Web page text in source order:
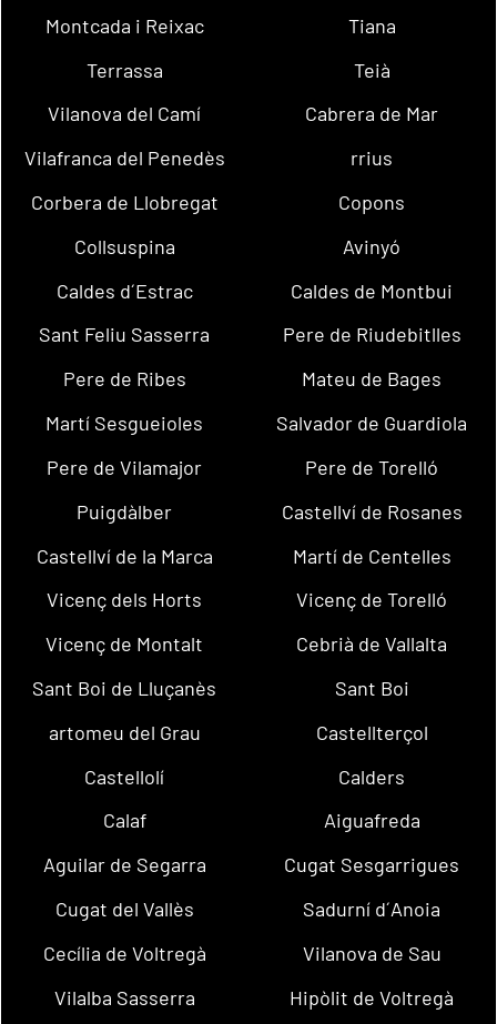
Montcada i Reixac
Tiana
Terrassa
Teià
Vilanova del Camí
Cabrera de Mar
Vilafranca del Penedès
rrius
Corbera de Llobregat
Copons
Collsuspina
Avinyó
Caldes d´Estrac
Caldes de Montbui
Sant Feliu Sasserra
Pere de Riudebitlles
Pere de Ribes
Mateu de Bages
Martí Sesgueioles
Salvador de Guardiola
Pere de Vilamajor
Pere de Torelló
Puigdàlber
Castellví de Rosanes
Castellví de la Marca
Martí de Centelles
Vicenç dels Horts
Vicenç de Torelló
Vicenç de Montalt
Cebrià de Vallalta
Sant Boi de Lluçanès
Sant Boi
artomeu del Grau
Castellterçol
Castellolí
Calders
Calaf
Aiguafreda
Aguilar de Segarra
Cugat Sesgarrigues
Cugat del Vallès
Sadurní d´Anoia
Cecília de Voltregà
Vilanova de Sau
Vilalba Sasserra
Hipòlit de Voltregà